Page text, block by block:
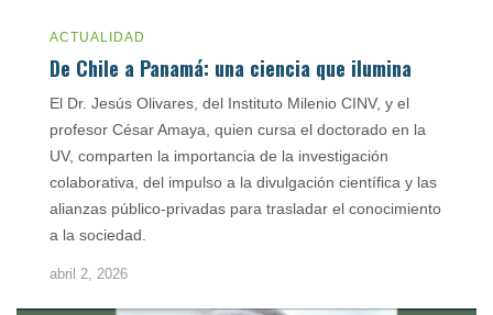
ACTUALIDAD
De Chile a Panamá: una ciencia que ilumina
El Dr. Jesús Olivares, del Instituto Milenio CINV, y el
profesor César Amaya, quien cursa el doctorado en la
UV, comparten la importancia de la investigación
colaborativa, del impulso a la divulgación científica y las
alianzas público-privadas para trasladar el conocimiento
a la sociedad.
abril 2, 2026